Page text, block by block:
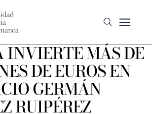
INVIERTE MÁS DE
DE EUROS EN
GERMÁN
RUIPÉREZ